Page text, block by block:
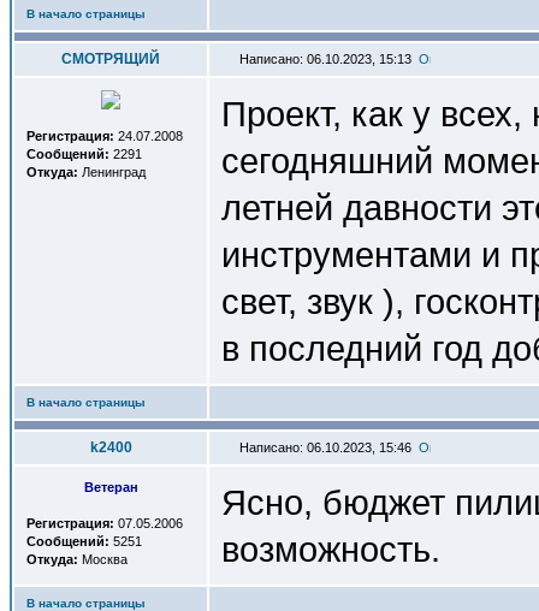
В начало страницы
СМОТРЯЩИЙ Написано: 06.10.2023, 15:13
Регистрация: 24.07.2008
Сообщений: 2291
Откуда: Ленинград
Проект, как у
сегодняшний
летней давности
инструментами и
свет, звук ),
в последний год
В начало страницы
k2400 Написано: 06.10.2023, 15:46
Ветеран
Регистрация: 07.05.2006
Сообщений: 5251
Откуда: Москва
Ясно, бюджет
возможность.
В начало страницы